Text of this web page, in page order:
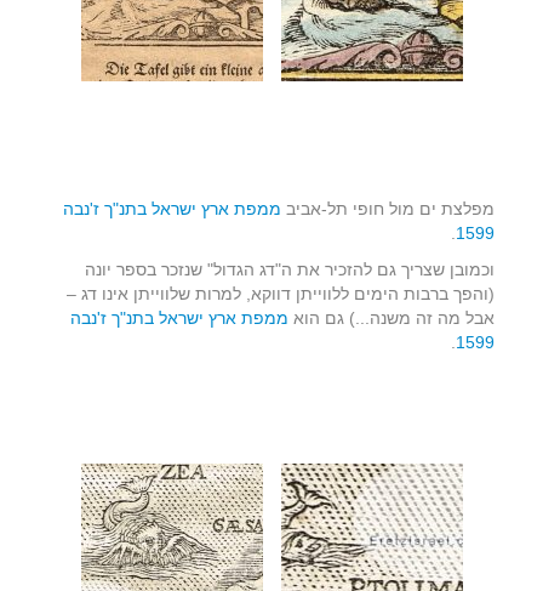
מפלצת ים מול חופי תל-אביב ממפת ארץ ישראל בתנ"ך ז'נבה
1599
.
וכמובן שצריך גם להזכיר את ה"דג הגדול" שנזכר בספר יונה
(והפך ברבות הימים ללווייתן דווקא, למרות שלווייתן אינו דג –
אבל מה זה משנה...) גם הוא ממפת ארץ ישראל בתנ"ך ז'נבה
1599
.